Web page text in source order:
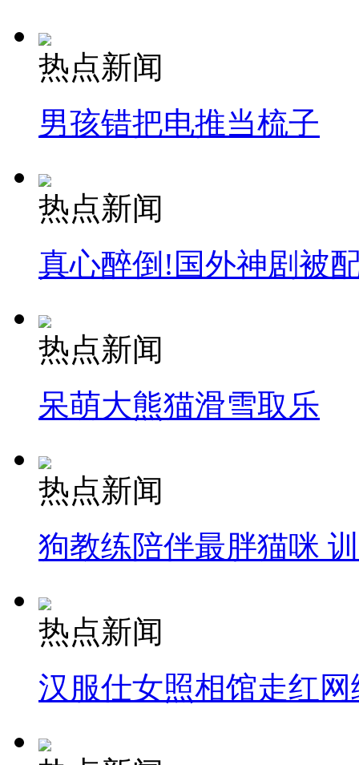
热点新闻
男孩错把电推当梳子
热点新闻
真心醉倒!国外神剧被
热点新闻
呆萌大熊猫滑雪取乐
热点新闻
狗教练陪伴最胖猫咪
热点新闻
汉服仕女照相馆走红网